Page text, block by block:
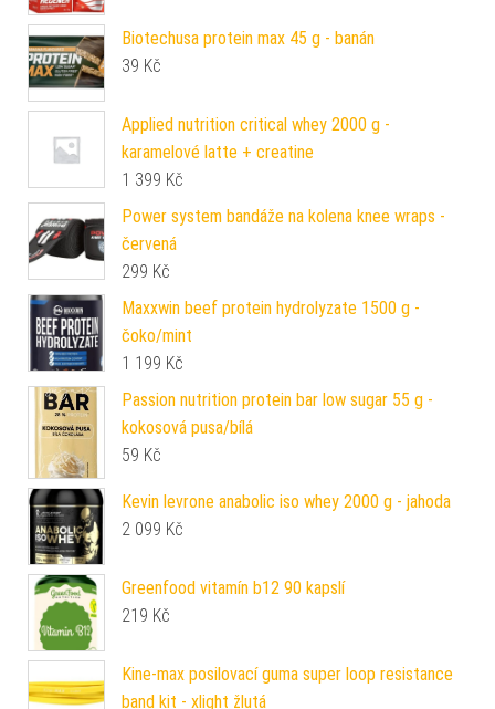
Biotechusa protein max 45 g - banán
39 Kč
Applied nutrition critical whey 2000 g -
karamelové latte + creatine
1 399 Kč
Power system bandáže na kolena knee wraps -
červená
299 Kč
Maxxwin beef protein hydrolyzate 1500 g -
čoko/mint
1 199 Kč
Passion nutrition protein bar low sugar 55 g -
kokosová pusa/bílá
59 Kč
Kevin levrone anabolic iso whey 2000 g - jahoda
2 099 Kč
Greenfood vitamín b12 90 kapslí
219 Kč
Kine-max posilovací guma super loop resistance
band kit - xlight žlutá